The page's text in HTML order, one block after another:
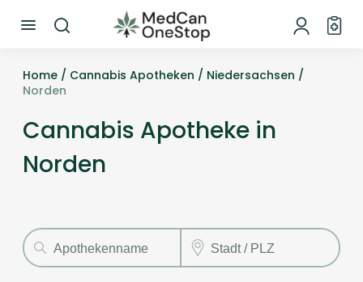
Home / Cannabis Apotheken / Niedersachsen /
Norden
Cannabis Apotheke in
Norden